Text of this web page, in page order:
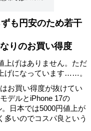
も円安のため若干
りのお買い得度
げはありません。ただ
げになっています……。
お買い得度が抜けてい
デルとiPhone 17の
日本では5000円値上が
多いのでコスパ良という